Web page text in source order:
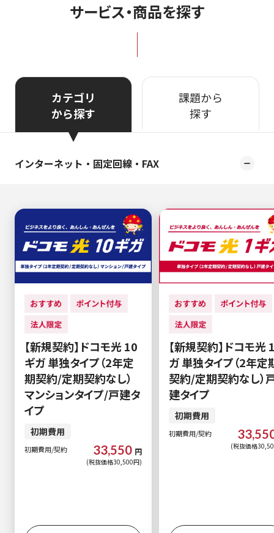
サービス・商品を探す
カテゴリ
から探す
課題から
探す
インターネット・固定回線・FAX
【新規契約】ドコモ光 10
ギガ 単独タイプ（2年定
期契約/定期契約なし）
マンションタイプ/戸建タ
イプ
初期費用
初期費用/契約 33,550 円
(税抜価格30,500円)
【新規契約】ドコモ光
ガ 単独タイプ（2年定
契約/定期契約なし）
建タイプ
初期費用
初期費用/契約
(税抜価格